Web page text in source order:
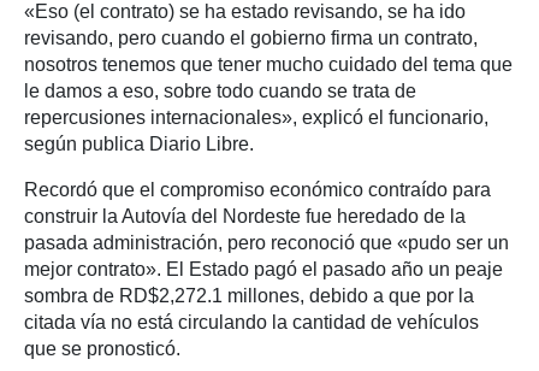
«Eso (el contrato) se ha estado revisando, se ha ido
revisando, pero cuando el gobierno firma un contrato,
nosotros tenemos que tener mucho cuidado del tema que
le damos a eso, sobre todo cuando se trata de
repercusiones internacionales», explicó el funcionario,
según publica Diario Libre.
Recordó que el compromiso económico contraído para
construir la Autovía del Nordeste fue heredado de la
pasada administración, pero reconoció que «pudo ser un
mejor contrato». El Estado pagó el pasado año un peaje
sombra de RD$2,272.1 millones, debido a que por la
citada vía no está circulando la cantidad de vehículos
que se pronosticó.